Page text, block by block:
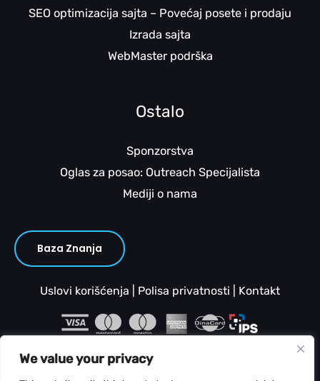
We value your privacy
SEO optimizacija sajta – Povećaj posete i prodaju
Izrada sajta
WebMaster podrška
Ostalo
Sponzorstva
Oglas za posao: Outreach Specijalista
Mediji o nama
Baza Znanja
Uslovi korišćenja Polisa privatnosti Kontakt